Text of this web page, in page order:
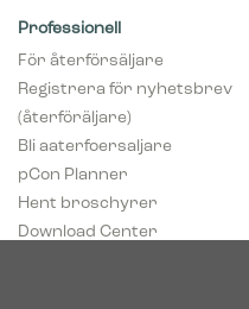
Professionell
För återförsäljare
Registrera för nyhetsbrev
(återföräljare)
Bli aaterfoersaljare
pCon Planner
Hent broschyrer
Download Center